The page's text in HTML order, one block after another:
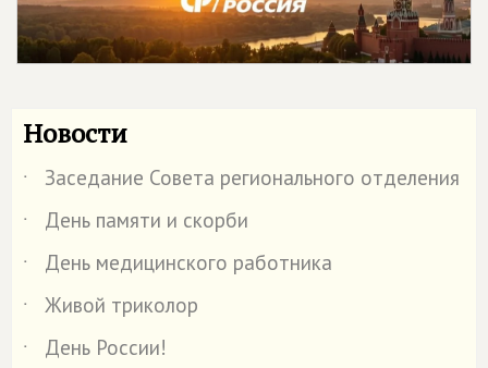
Новости
˙
Заседание Совета регионального отделения
˙
День памяти и скорби
˙
День медицинского работника
˙
Живой триколор
˙
День России!